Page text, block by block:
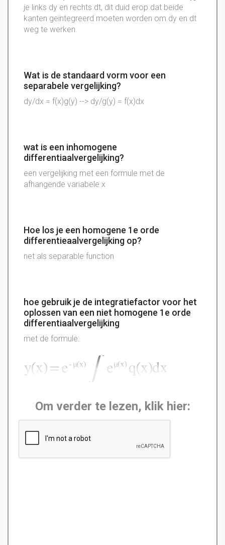
je links dy en rechts dt, dit duid erop dat beide
kanten geïntegreerd moeten worden om dy en dt
weg te werken.
Wat is de standaard vorm voor een
separabele vergelijking?
dy/dx = f(x)g(y) --> dy/g(y) = f(x)dx
wat is een inhomogene
differentiaalvergelijking?
een vergelijking met een formule met de
afhangende variabele x
Hoe los je een homogene 1e orde
differentieaalvergelijking op?
net als separable function
hoe gebruik je de integratiefactor voor het
oplossen van een niet homogene 1e orde
differentiaalvergelijking
met de formule:
Om verder te lezen, klik hier: